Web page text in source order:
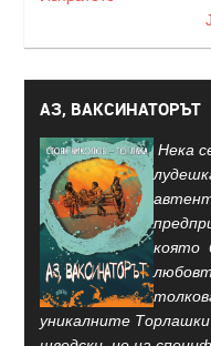
АЗ, ВАКСИНАТОРЪТ
Нека
която
уникалните